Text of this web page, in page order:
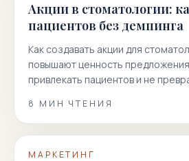
Акции в стоматологии:
пациентов без демпинга
Как создавать акции для
повышают ценность
привлекать пациентов и не
8 МИН ЧТЕНИЯ
МАРКЕТИНГ